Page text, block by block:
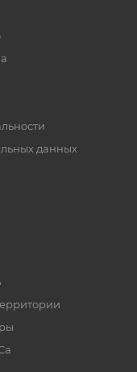
данных